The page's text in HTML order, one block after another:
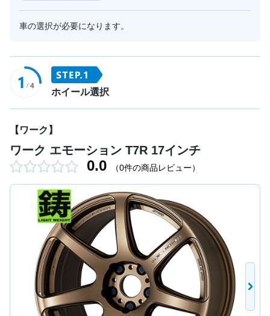
車の選択が必要になります。
ホイール選択
【ワーク】
ワーク エモーション T7R 17インチ
0.0 （0件の商品レビュー）